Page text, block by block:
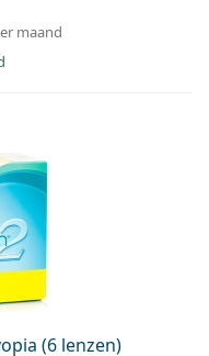
maand
(6 lenzen)